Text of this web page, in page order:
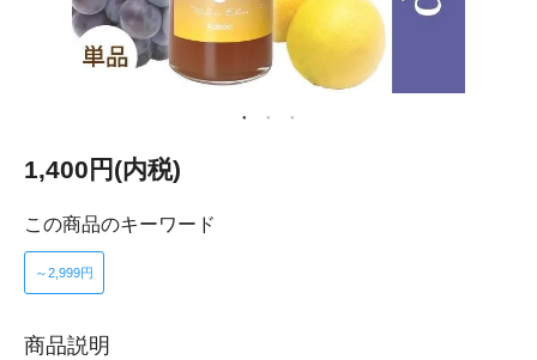
1,400円(内税)
この商品のキーワード
～2,999円
商品説明